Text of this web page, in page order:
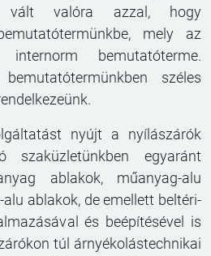
valóra azzal, hogy
mely az
bemutatóterme.
széles
nyújt a nyílászárók
szaküzletünkben egyaránt
ablakok, műanyag-alu
ablakok, de emellett beltéri-
és beépítésével is
túl árnyékolástechnikai